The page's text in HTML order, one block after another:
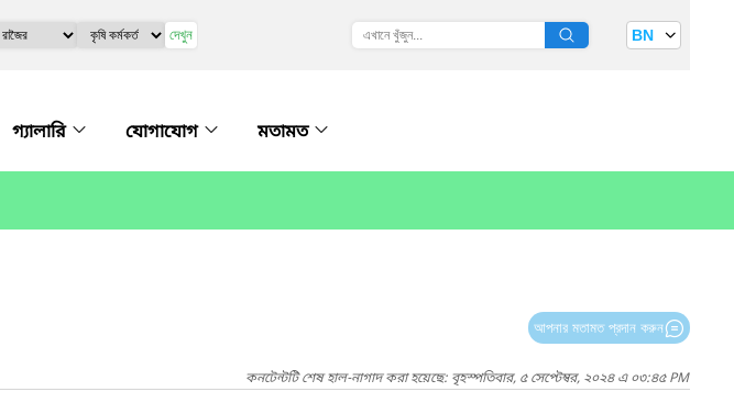
দেখুন BN
গ্যালারি যোগাযোগ মতামত
আপনার মতামত প্রদান করুন
কনটেন্টটি শেষ হাল-নাগাদ করা হয়েছে: বৃহস্পতিবার, ৫ সেপ্টেম্বর, ২০২৪ এ ০৩:৪৫ PM